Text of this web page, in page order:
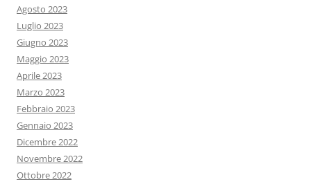
Agosto 2023
Luglio 2023
Giugno 2023
Maggio 2023
Aprile 2023
Marzo 2023
Febbraio 2023
Gennaio 2023
Dicembre 2022
Novembre 2022
Ottobre 2022